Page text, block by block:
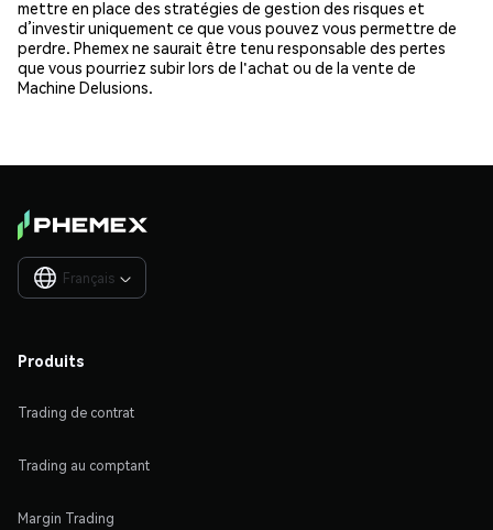
mettre en place des stratégies de gestion des risques et
d’investir uniquement ce que vous pouvez vous permettre de
perdre. Phemex ne saurait être tenu responsable des pertes
que vous pourriez subir lors de l'achat ou de la vente de
Machine Delusions.
Français 
Produits
Trading de contrat
Trading au comptant
Margin Trading